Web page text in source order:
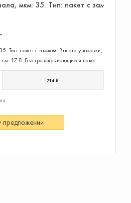
Тип: пакет с замком. Высота упаковки,
17.8. Быстрозакрывающиеся пакеты с
длины и ширины предназначены для
фотографий, медицинских препаратов и
и герметично запечатать пакет с
714 ₽